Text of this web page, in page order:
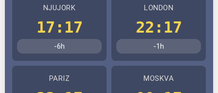
NJUJORK
17:17
-6h
LONDON
22:17
-1h
PARIZ MOSKVA